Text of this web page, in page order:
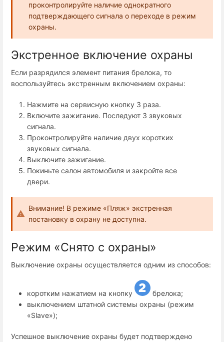
проконтролируйте наличие однократного
подтверждающего сигнала о переходе в режим
охраны.
Экстренное включение охраны
Если разрядился элемент питания брелока, то
воспользуйтесь экстренным включением охраны:
Нажмите на сервисную кнопку 3 раза.
Включите зажигание. Последуют 3 звуковых
сигнала.
Проконтролируйте наличие двух коротких
звуковых сигнала.
Выключите зажигание.
Покиньте салон автомобиля и закройте все
двери.
Внимание! В режиме «Пляж» экстренная
постановку в охрану не доступна.
Режим «Снято с охраны»
Выключение охраны осуществляется одним из способов:
коротким нажатием на кнопку
брелока;
выключением штатной системы охраны (режим
«Slave»);
Успешное выключение охраны будет подтверждено